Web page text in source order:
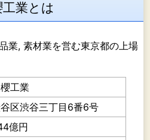
工業とは
業, 素材業を営む東京都の上場
工業
区渋谷三丁目6番6号
億円